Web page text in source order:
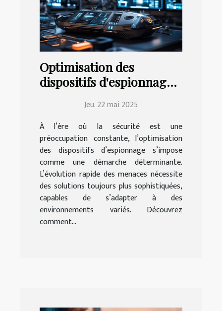
Optimisation des
dispositifs d'espionnage
Jeu. 22 mai 2025
À l’ère où la sécurité est une
préoccupation constante, l’optimisation
des dispositifs d’espionnage s’impose
comme une démarche déterminante.
L’évolution rapide des menaces nécessite
des solutions toujours plus sophistiquées,
capables de s’adapter à des
environnements variés. Découvrez
comment...